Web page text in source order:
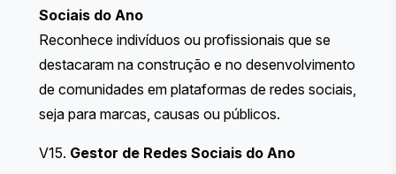
Sociais do Ano
Reconhece indivíduos ou profissionais que se
destacaram na construção e no desenvolvimento
de comunidades em plataformas de redes sociais,
seja para marcas, causas ou públicos.
V15. Gestor de Redes Sociais do Ano